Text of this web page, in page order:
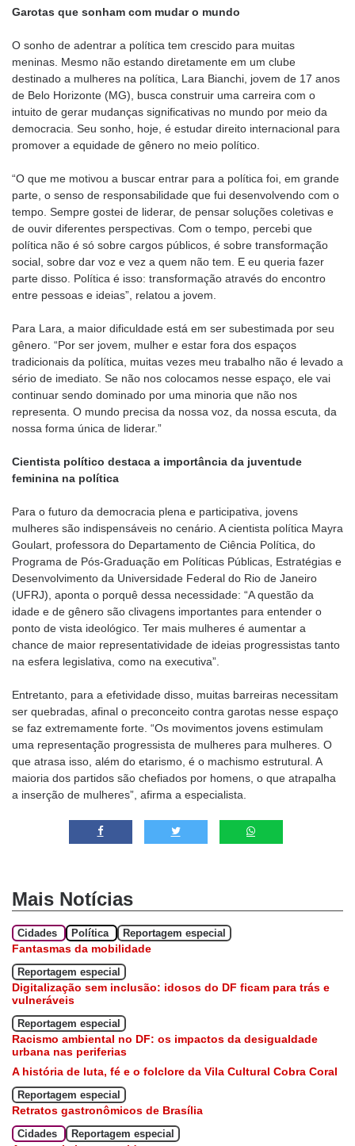
Garotas que sonham com mudar o mundo
O sonho de adentrar a política tem crescido para muitas
meninas. Mesmo não estando diretamente em um clube
destinado a mulheres na política, Lara Bianchi, jovem de 17 anos
de Belo Horizonte (MG), busca construir uma carreira com o
intuito de gerar mudanças significativas no mundo por meio da
democracia. Seu sonho, hoje, é estudar direito internacional para
promover a equidade de gênero no meio político.
“O que me motivou a buscar entrar para a política foi, em grande
parte, o senso de responsabilidade que fui desenvolvendo com o
tempo. Sempre gostei de liderar, de pensar soluções coletivas e
de ouvir diferentes perspectivas. Com o tempo, percebi que
política não é só sobre cargos públicos, é sobre transformação
social, sobre dar voz e vez a quem não tem. E eu queria fazer
parte disso. Política é isso: transformação através do encontro
entre pessoas e ideias”, relatou a jovem.
Para Lara, a maior dificuldade está em ser subestimada por seu
gênero. “Por ser jovem, mulher e estar fora dos espaços
tradicionais da política, muitas vezes meu trabalho não é levado a
sério de imediato. Se não nos colocamos nesse espaço, ele vai
continuar sendo dominado por uma minoria que não nos
representa. O mundo precisa da nossa voz, da nossa escuta, da
nossa forma única de liderar.”
Cientista político destaca a importância da juventude
feminina na política
Para o futuro da democracia plena e participativa, jovens
mulheres são indispensáveis no cenário. A cientista política Mayra
Goulart, professora do Departamento de Ciência Política, do
Programa de Pós-Graduação em Políticas Públicas, Estratégias e
Desenvolvimento da Universidade Federal do Rio de Janeiro
(UFRJ), aponta o porquê dessa necessidade: “A questão da
idade e de gênero são clivagens importantes para entender o
ponto de vista ideológico. Ter mais mulheres é aumentar a
chance de maior representatividade de ideias progressistas tanto
na esfera legislativa, como na executiva”.
Entretanto, para a efetividade disso, muitas barreiras necessitam
ser quebradas, afinal o preconceito contra garotas nesse espaço
se faz extremamente forte. “Os movimentos jovens estimulam
uma representação progressista de mulheres para mulheres. O
que atrasa isso, além do etarismo, é o machismo estrutural. A
maioria dos partidos são chefiados por homens, o que atrapalha
a inserção de mulheres”, afirma a especialista.
Mais Notícias
Cidades Política Reportagem especial
Fantasmas da mobilidade
Reportagem especial
Digitalização sem inclusão: idosos do DF ficam para trás e
vulneráveis
Reportagem especial
Racismo ambiental no DF: os impactos da desigualdade
urbana nas periferias
A história de luta, fé e o folclore da Vila Cultural Cobra Coral
Reportagem especial
Retratos gastronômicos de Brasília
Cidades Reportagem especial